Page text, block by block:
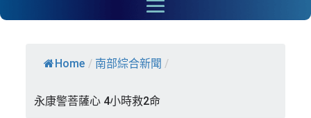
Home / 南部綜合新聞 /
永康警菩薩心 4小時救2命